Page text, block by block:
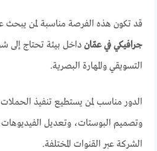
قد تكون هذه الفرصة مناسبة لمن
جرافيكي في عمّان داخل بيئة تحتاج إلى
التسويقي والمهارة البصرية.
الدور مناسب لمن يستطيع تنفيذ
وتصميم البوستات، وتعديل
الشركة عبر القنوات المختلفة.